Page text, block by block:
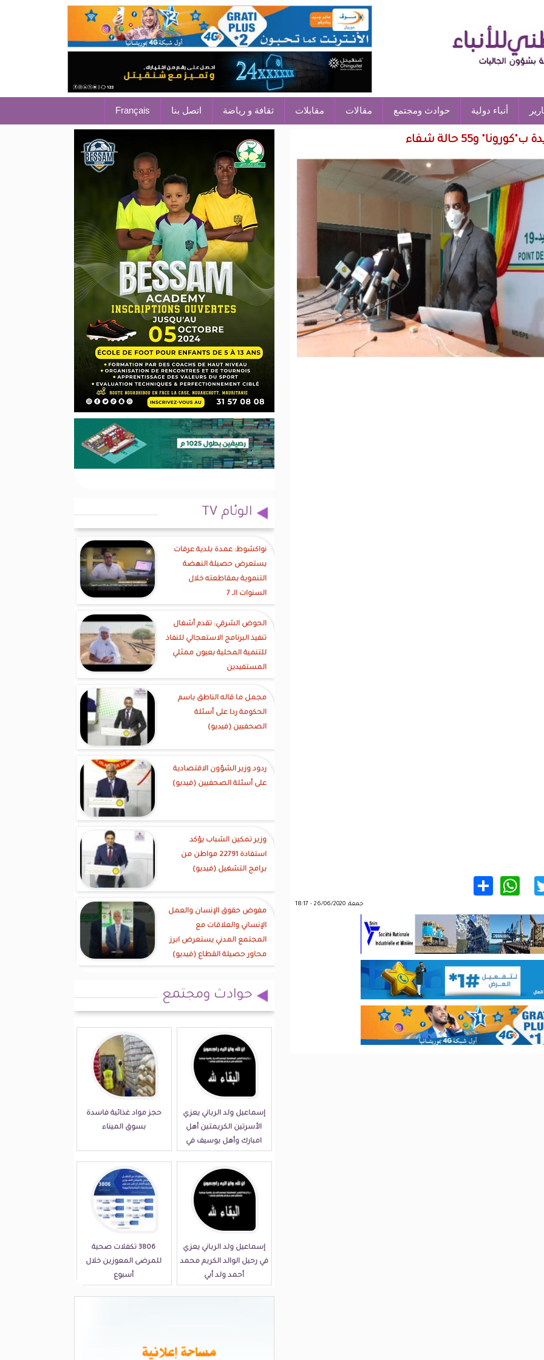
أنباء دولية حوادث ومجتمع مقالات مقابلات ثقافة و رياضة اتصل بنا Français
Twitter
WhatsApp
جمعة, 26/06/2020 - 18:17
الوئام TV
نواكشوط: عمدة بلدية عرفات
يستعرض حصيلة النهضة
التنموية بمقاطعته خلال
السنوات الـ 7
الحوض الشرقي: تقدم أشغال
تنفيذ البرنامج الاستعجالي للنفاذ
للتنمية المحلية بعيون ممثلي
المستفيدين
مجمل ما قاله الناطق باسم
الحكومة ردا على أسئلة
الصحفيين (فيديو)
ردود وزير الشؤون الاقتصادية
على أسئلة الصحفيين (فيديو)
وزير تمكين الشباب يؤكد
استفادة 22791 مواطن من
برامج التشغيل (فيديو)
مفوض حقوق الإنسان والعمل
الإنساني والعلاقات مع
المجتمع المدني يستعرض ابرز
محاور حصيلة القطاع (فيديو)
حوادث ومجتمع
إسماعيل ولد الرباني يعزي
الأسرتين الكريمتين أهل
امبارك وأهل بوسيف في
حجز مواد غذائية فاسدة
بسوق الميناء
إسماعيل ولد الرباني يعزي
في رحيل الوالد الكريم محمد
أحمد ولد أبي
3806 تكفلات صحية
للمرضى المعوزين خلال
أسبوع